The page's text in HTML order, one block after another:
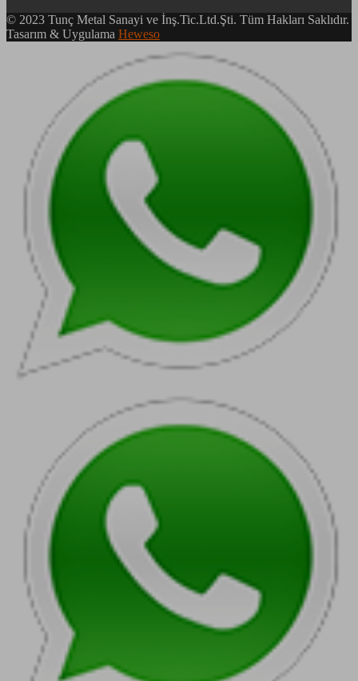
© 2023 Tunç Metal Sanayi ve İnş.Tic.Ltd.Şti. Tüm Hakları Saklıdır.
Tasarım & Uygulama Heweso